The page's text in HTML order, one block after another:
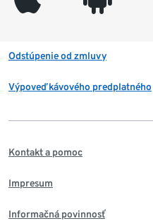
Odstúpenie od zmluvy
Výpoveď kávového predplatného
Kontakt a pomoc
Impresum
Informačná povinnosť